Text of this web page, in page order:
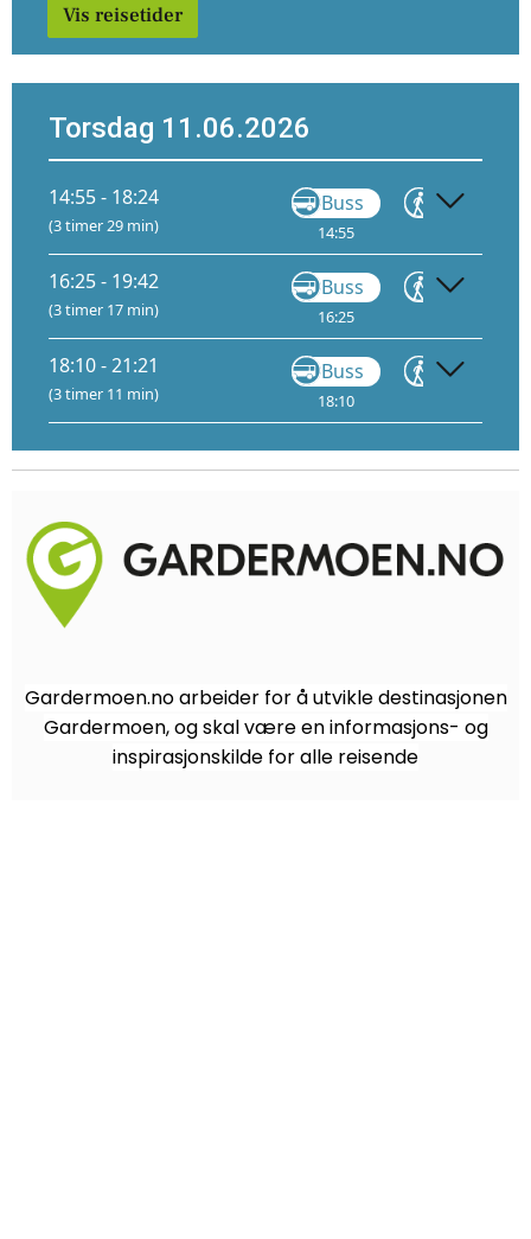
Vis reisetider
Torsdag 11.06.2026
14:55 - 18:24
(3 timer 29 min)
Buss
14:55
Gå
16:25 - 19:42
(3 timer 17 min)
Buss
16:25
Gå
18:10 - 21:21
(3 timer 11 min)
Buss
18:10
Gå
Gardermoen.no arbeider for å utvikle destinasjonen
Gardermoen, og skal være en informasjons- og
inspirasjonskilde for alle reisende